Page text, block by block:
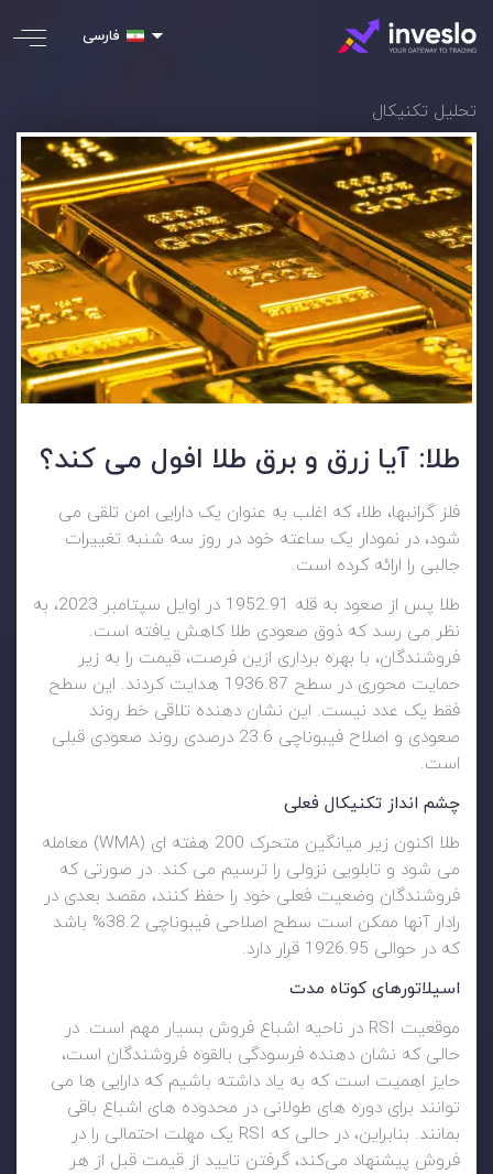
فارسی
تحلیل تکنیکال
طلا: آیا زرق و برق طلا افول می کند؟
فلز گرانبها، طلا، که اغلب به عنوان یک دارایی امن تلقی می
شود، در نمودار یک ساعته خود در روز سه شنبه تغییرات
جالبی را ارائه کرده است.
طلا پس از صعود به قله 1952.91 در اوایل سپتامبر 2023، به
نظر می رسد که ذوق صعودی طلا کاهش یافته است.
فروشندگان، با بهره برداری ازین فرصت، قیمت را به زیر
حمایت محوری در سطح 1936.87 هدایت کردند. این سطح
فقط یک عدد نیست. این نشان دهنده تلاقی خط روند
صعودی و اصلاح فیبوناچی 23.6 درصدی روند صعودی قبلی
است.
چشم انداز تکنیکال فعلی
طلا اکنون زیر میانگین متحرک 200 هفته ای (WMA) معامله
می شود و تابلویی نزولی را ترسیم می کند. در صورتی که
فروشندگان وضعیت فعلی خود را حفظ کنند، مقصد بعدی در
رادار آنها ممکن است سطح اصلاحی فیبوناچی 38.2% باشد
که در حوالی 1926.95 قرار دارد.
اسیلاتورهای کوتاه مدت
موقعیت RSI در ناحیه اشباع فروش بسیار مهم است. در
حالی که نشان دهنده فرسودگی بالقوه فروشندگان است،
حایز اهمیت است که به یاد داشته باشیم که دارایی ها می
توانند برای دوره های طولانی در محدوده های اشباع باقی
بمانند. بنابراین، در حالی که RSI یک مهلت احتمالی را در
فروش پیشنهاد می‌کند، گرفتن تایید از قیمت قبل از هر